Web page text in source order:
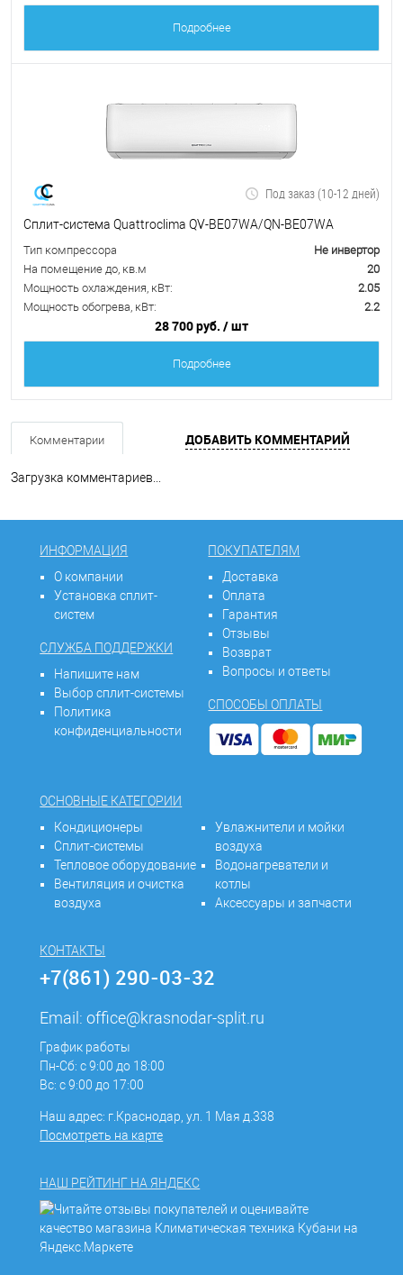
Подробнее
Под заказ (10-12 дней)
Сплит-система Quattroclima QV-BE07WA/QN-BE07WA
Тип компрессора
Не инвертор
На помещение до, кв.м
20
Мощность охлаждения, кВт:
2.05
Мощность обогрева, кВт:
2.2
28 700 руб. / шт
Подробнее
Комментарии ДОБАВИТЬ КОММЕНТАРИЙ
Загрузка комментариев...
ИНФОРМАЦИЯ
О компании
Установка сплит-
систем
СЛУЖБА ПОДДЕРЖКИ
Напишите нам
Выбор сплит-системы
Политика
конфиденциальности
ПОКУПАТЕЛЯМ
Доставка
Оплата
Гарантия
Отзывы
Возврат
Вопросы и ответы
СПОСОБЫ ОПЛАТЫ
ОСНОВНЫЕ КАТЕГОРИИ
Кондиционеры
Сплит-системы
Тепловое оборудование
Вентиляция и очистка
воздуха
Увлажнители и мойки
воздуха
Водонагреватели и
котлы
Аксессуары и запчасти
КОНТАКТЫ
+7(861) 290-03-32
Email:office@krasnodar-split.ru
График работы
Пн-Сб: с 9:00 до 18:00
Вс: с 9:00 до 17:00
Наш адрес: г.Краснодар, ул. 1 Мая д.338
Посмотреть на карте
НАШ РЕЙТИНГ НА ЯНДЕКС